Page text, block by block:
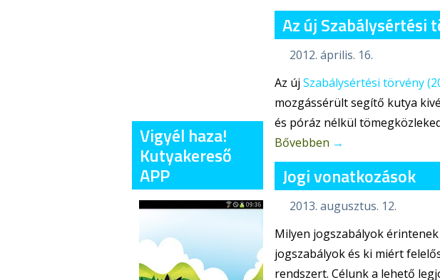
Vigyél haza!
Kutyakereső
APP
Az új Szabálysértési
2012. április. 16.
Az új Szabálysértési törvény
mozgássérült segítő kutya
és póráz nélkül
Bővebben →
Jogi vonatkozások
2013. augusztus. 12.
Milyen jogszabályok
jogszabályok és ki miért
rendszert. Célunk a lehető